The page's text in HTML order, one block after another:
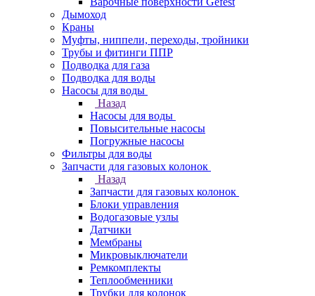
Дымоход
Краны
Муфты, ниппели, переходы, тройники
Трубы и фитинги ППР
Подводка для газа
Подводка для воды
Насосы для воды
Назад
Насосы для воды
Повысительные насосы
Погружные насосы
Фильтры для воды
Запчасти для газовых колонок
Назад
Запчасти для газовых колонок
Блоки управления
Водогазовые узлы
Датчики
Мембраны
Микровыключатели
Ремкомплекты
Теплообменники
Трубки для колонок